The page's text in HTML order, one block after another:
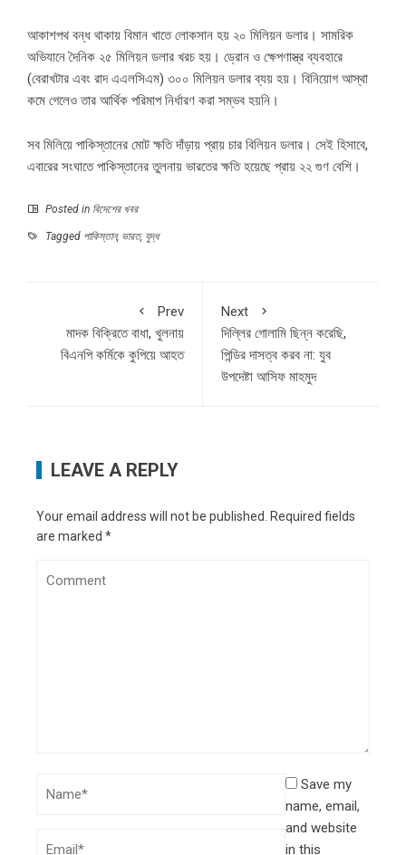
আকাশপথ বন্ধ থাকায় বিমান খাতে লোকসান হয় ২০ মিলিয়ন ডলার। সামরিক
অভিযানে দৈনিক ২৫ মিলিয়ন ডলার খরচ হয়। ড্রোন ও ক্ষেপণাস্ত্র ব্যবহারে
(বেরাখটার এবং রাদ এএলসিএম) ৩০০ মিলিয়ন ডলার ব্যয় হয়। বিনিয়োগ আস্থা
কমে গেলেও তার আর্থিক পরিমাপ নির্ধারণ করা সম্ভব হয়নি।
সব মিলিয়ে পাকিস্তানের মোট ক্ষতি দাঁড়ায় প্রায় চার বিলিয়ন ডলার। সেই হিসাবে,
এবারের সংঘাতে পাকিস্তানের তুলনায় ভারতের ক্ষতি হয়েছে প্রায় ২২ গুণ বেশি।
Posted in বিদেশের খবর
Tagged পাকিস্তান, ভারত, যুদ্ধ
Prev
মাদক বিক্রিতে বাধা, খুলনায়
বিএনপি কর্মিকে কুপিয়ে আহত
Next
দিল্লির গোলামি ছিন্ন করেছি,
পিন্ডির দাসত্ব করব না: যুব
উপদেষ্টা আসিফ মাহমুদ
LEAVE A REPLY
Your email address will not be published. Required fields
are marked *
Save my
name, email,
and website
in this